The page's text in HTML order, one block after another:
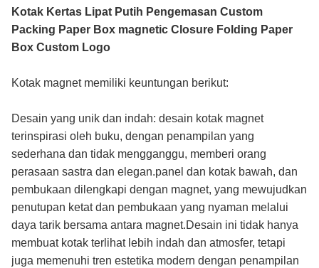
Kotak Kertas Lipat Putih Pengemasan Custom
Packing Paper Box magnetic Closure Folding Paper
Box Custom Logo
Kotak magnet memiliki keuntungan berikut:
Desain yang unik dan indah: desain kotak magnet
terinspirasi oleh buku, dengan penampilan yang
sederhana dan tidak mengganggu, memberi orang
perasaan sastra dan elegan.panel dan kotak bawah, dan
pembukaan dilengkapi dengan magnet, yang mewujudkan
penutupan ketat dan pembukaan yang nyaman melalui
daya tarik bersama antara magnet.Desain ini tidak hanya
membuat kotak terlihat lebih indah dan atmosfer, tetapi
juga memenuhi tren estetika modern dengan penampilan